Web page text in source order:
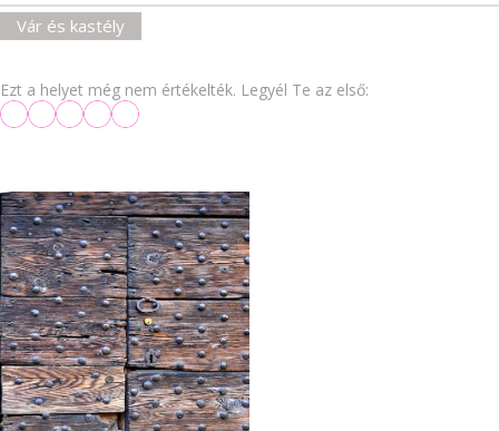
Vár és kastély
Ezt a helyet még nem értékelték. Legyél Te az első: